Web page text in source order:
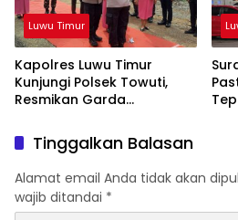
Luwu Timur
Kapolres Luwu Timur
Kunjungi Polsek Towuti,
Resmikan Garda
Desa Timampu
Tinggalkan Balasan
Alamat email Anda tidak akan
wajib ditandai *